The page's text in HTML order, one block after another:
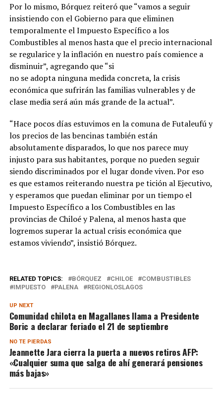
Por lo mismo, Bórquez reiteró que “vamos a seguir
insistiendo con el Gobierno para que eliminen
temporalmente el Impuesto Específico a los
Combustibles al menos hasta que el precio internacional
se regularice y la inflación en nuestro país comience a
disminuir”, agregando que “si
no se adopta ninguna medida concreta, la crisis
económica que sufrirán las familias vulnerables y de
clase media será aún más grande de la actual”.
“Hace pocos días estuvimos en la comuna de Futaleufú y
los precios de las bencinas también están
absolutamente disparados, lo que nos parece muy
injusto para sus habitantes, porque no pueden seguir
siendo discriminados por el lugar donde viven. Por eso
es que estamos reiterando nuestra pe tición al Ejecutivo,
y esperamos que puedan eliminar por un tiempo el
Impuesto Específico a los Combustibles en las
provincias de Chiloé y Palena, al menos hasta que
logremos superar la actual crisis económica que
estamos viviendo”, insistió Bórquez.
RELATED TOPICS: BÓRQUEZ CHILOE
COMBUSTIBLES
IMPUESTO
PALENA REGIONLOSLAGOS
UP NEXT
Comunidad chilota en Magallanes llama a Presidente
Boric a declarar feriado el 21 de septiembre
NO TE PIERDAS
Jeannette Jara cierra la puerta a nuevos retiros AFP:
«Cualquier suma que salga de ahí generará pensiones
más bajas»